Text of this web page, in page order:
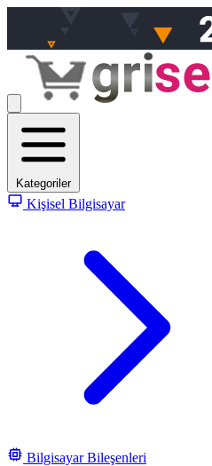
Kategoriler
Kişisel Bilgisayar
Bilgisayar Bileşenleri